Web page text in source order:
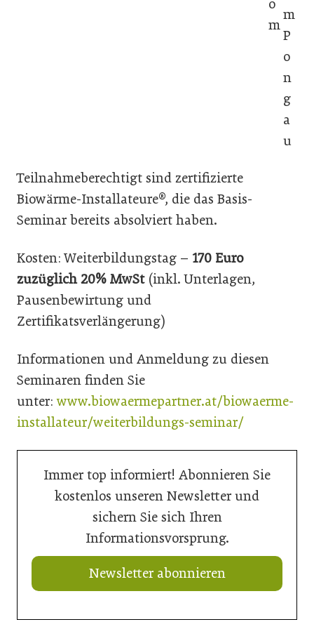
o
m
m
P
o
n
g
a
u
Teilnahmeberechtigt sind zertifizierte
Biowärme-Installateure®, die das Basis-
Seminar bereits absolviert haben.
Kosten: Weiterbildungstag – 170 Euro
zuzüglich 20% MwSt (inkl. Unterlagen,
Pausenbewirtung und
Zertifikatsverlängerung)
Informationen und Anmeldung zu diesen
Seminaren finden Sie
unter:www.biowaermepartner.at/biowaerme-
installateur/weiterbildungs-seminar/
Immer top informiert! Abonnieren Sie
kostenlos unseren Newsletter und
sichern Sie sich Ihren
Informationsvorsprung.
Newsletter abonnieren